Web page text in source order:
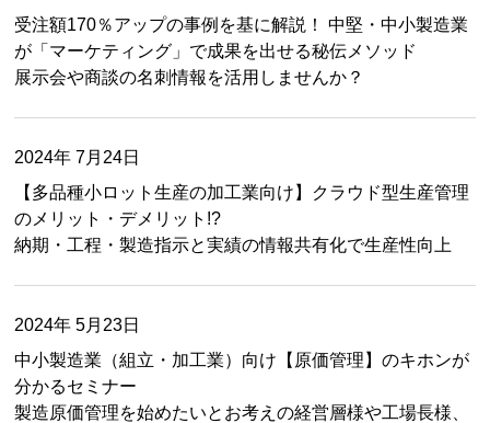
受注額170％アップの事例を基に解説！ 中堅・中小製造業
が「マーケティング」で成果を出せる秘伝メソッド
展示会や商談の名刺情報を活用しませんか？
2024年 7月24日
【多品種小ロット生産の加工業向け】クラウド型生産管理
のメリット・デメリット!?
納期・工程・製造指示と実績の情報共有化で生産性向上
2024年 5月23日
中小製造業（組立・加工業）向け【原価管理】のキホンが
分かるセミナー
製造原価管理を始めたいとお考えの経営層様や工場長様、